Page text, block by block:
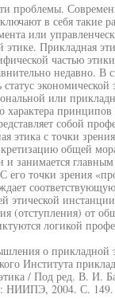
проблемы.
в себя такие
или
этике. Прикладная
частью
недавно. В
экономической
или
характера
собой
этика с точки
общей
и занимается
его точки зрения
этической
(отступления) от
логикой
о прикладной
Института
/ Под ред. В. И.
НИИПЭ, 2004. С. 149.